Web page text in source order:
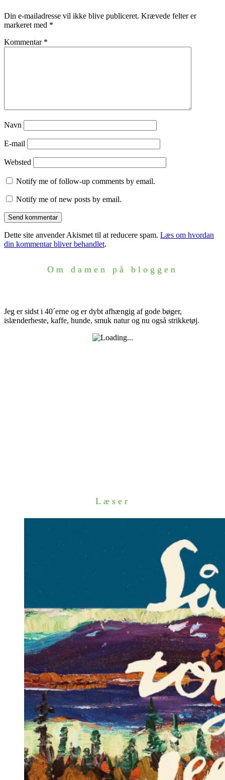
Din e-mailadresse vil ikke blive publiceret. Krævede felter er
markeret med *
Kommentar *
Navn
E-mail
Websted
Notify me of follow-up comments by email.
Notify me of new posts by email.
Dette site anvender Akismet til at reducere spam. Læs om hvordan
din kommentar bliver behandlet.
Om damen på bloggen
Jeg er sidst i 40´erne og er dybt afhængig af gode bøger,
islænderheste, kaffe, hunde, smuk natur og nu også strikketøj.
Læser